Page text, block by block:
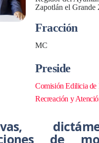
Zapotlán el Grande
Fracción
MC
Preside
Comisión Edilicia de
Recreación y
de